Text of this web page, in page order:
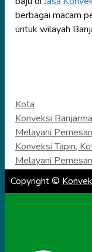
berbagai macam
untuk wilayah
Categories
Kota
Konveksi
Melayani
Konveksi Tapin,
Melayani
Copyright ©